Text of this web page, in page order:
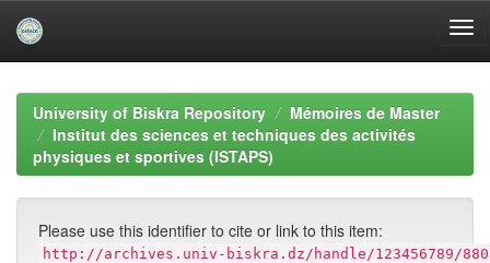
navigationUniversity of Biskra Repository
Mémoires de Master
Institut des sciences et techniques des activités
physiques et sportives (ISTAPS)
Please use this identifier to cite or link to this item:
http://archives.univ-biskra.dz/handle/123456789/